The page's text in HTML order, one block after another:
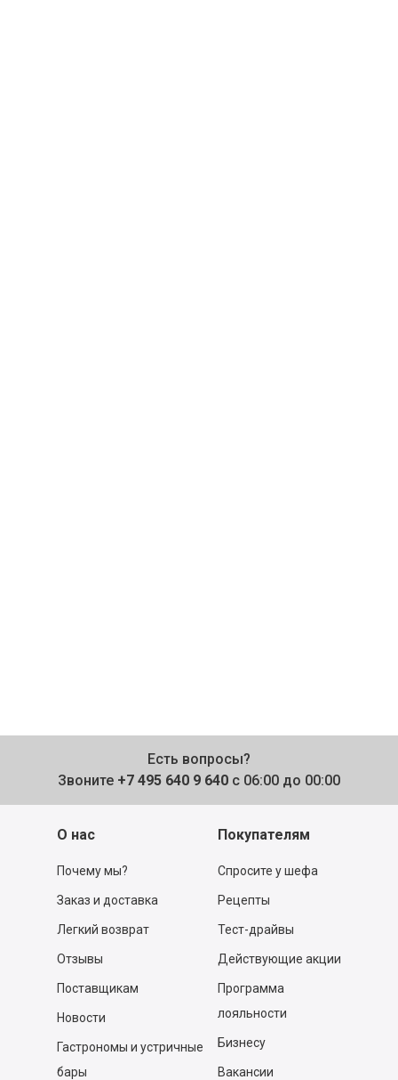
Есть вопросы?
Звоните +7 495 640 9 640 с 06:00 до 00:00
О нас
Почему мы?
Заказ и доставка
Легкий возврат
Отзывы
Поставщикам
Новости
Гастрономы и устричные
бары
Покупателям
Спросите у шефа
Рецепты
Тест-драйвы
Действующие акции
Программа
лояльности
Бизнесу
Вакансии